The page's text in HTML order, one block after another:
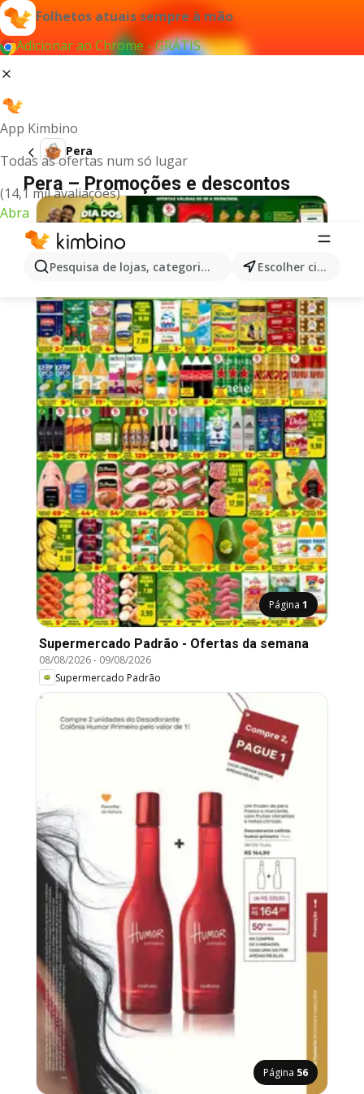
Folhetos atuais sempre à mão
Adicionar ao Chrome - GRÁTIS
App Kimbino
Todas as ofertas num só lugar
(14,1 mil avaliações)
Abra
Pesquisa de lojas, categorias,produtos... Escolher cidade
Pera
Pera – Promoções e descontos
Página 1
Supermercado Padrão - Ofertas da semana
08/08/2026- 09/08/2026
Supermercado Padrão
Página 56